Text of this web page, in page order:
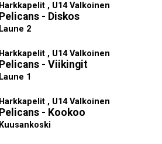
Harkkapelit , U14 Valkoinen
Pelicans - Diskos
Laune 2
Harkkapelit , U14 Valkoinen
Pelicans - Viikingit
Laune 1
Harkkapelit , U14 Valkoinen
Pelicans - Kookoo
Kuusankoski